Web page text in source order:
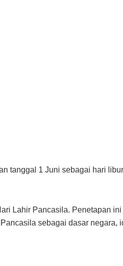
tanggal 1 Juni sebagai hari
Lahir Pancasila. Penetapan
sebagai dasar